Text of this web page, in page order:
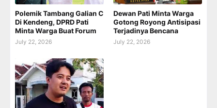
Polemik Tambang Galian C
Di Kendeng, DPRD Pati
Minta Warga Buat Forum
July 22, 2026
Dewan Pati Minta Warga
Gotong Royong Antisipasi
Terjadinya Bencana
July 22, 2026